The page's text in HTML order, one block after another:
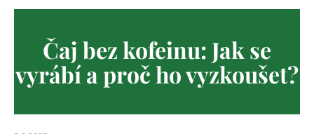
Čaj bez kofeinu: Jak se
vyrábí a proč ho vyzkoušet?